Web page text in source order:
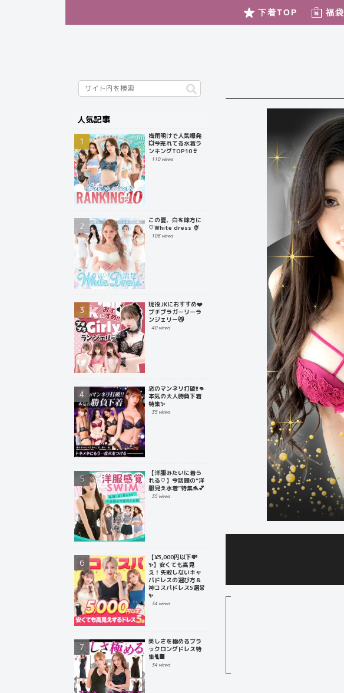
下着TOP 福袋
人気記事
梅雨明けで人気爆発
💥今売れてる水着ラ
ンキングTOP10👙
110 views
この夏、白を味方に
♡White dress 🍨
108 views
現役JKにおすすめ❤️
プチプラガーリーラ
ンジェリー😼
40 views
恋のマンネリ打破!!👊
本気の大人勝負下着
特集✨
35 views
【洋服みたいに着ら
れる♡】今話題の“洋
服見え水着”特集🐬💕
35 views
【¥5,000円以下💸
✨】安くても高見
え！失敗しないキャ
バドレスの選び方＆
神コスパドレス5選👗
✨
34 views
美しさを極めるブラ
ックロングドレス特
集🐈‍⬛
34 views